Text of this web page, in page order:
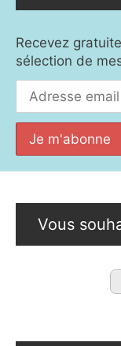
Recevez
sélection de
Vous